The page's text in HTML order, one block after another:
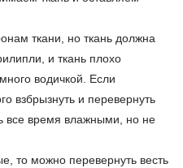
ткани, но ткань должна
и ткань плохо
водичкой. Если
взбрызнуть и перевернуть
все время влажными, но не
то можно перевернуть весть